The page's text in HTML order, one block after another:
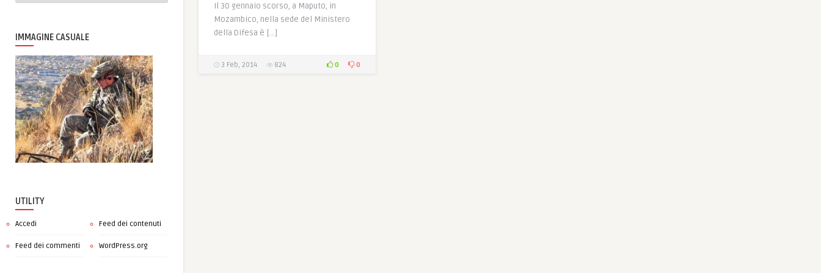
IMMAGINE CASUALE
UTILITY
Accedi Feed dei contenuti
Feed dei commenti WordPress.org
Il 30 gennaio scorso, a Maputo, in
Mozambico, nella sede del Ministero
della Difesa è […]
3 Feb, 2014 824 0 0